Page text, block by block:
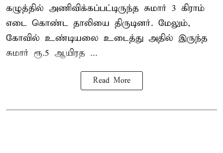
கழுத்தில் அணிவிக்கப்பட்டிருந்த சுமார் 3 கிராம்
எடை கொண்ட தாலியை திருடினர். மேலும்,
கோவில் உண்டியலை உடைத்து அதில் இருந்த
சுமார் ரூ.5 ஆயிரத ...
Read More